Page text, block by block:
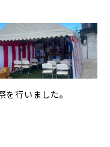
を行いました。